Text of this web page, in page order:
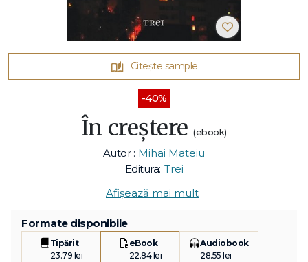
Citește sample
-40%
În creștere(ebook)
Autor : Mihai Mateiu
Editura: Trei
Afișează mai mult
Formate disponibile
Tipărit
23.79 lei
eBook
22.84 lei
Audiobook
28.55 lei